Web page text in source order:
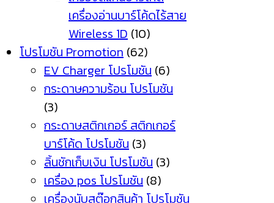
เครื่องอ่านบาร์โค้ดไร้สาย
Wireless 1D (10)
โปรโมชัน Promotion (62)
EV Charger โปรโมชัน (6)
กระดาษความร้อน โปรโมชัน
(3)
กระดาษสติกเกอร์ สติกเกอร์
บาร์โค้ด โปรโมชัน (3)
ลิ้นชักเก็บเงิน โปรโมชัน (3)
เครื่อง pos โปรโมชัน (8)
เครื่องนับสต๊อกสินค้า โปรโมชัน